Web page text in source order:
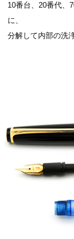
10番台、20番代、
に、
分解して内部の洗